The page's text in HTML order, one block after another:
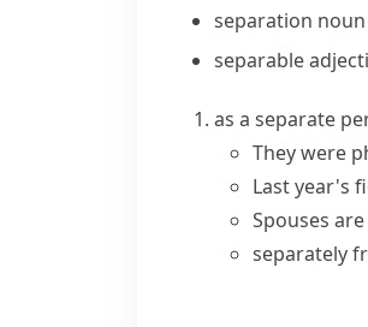
separation noun
separable
as a separate
They were
Last year's
Spouses
separately